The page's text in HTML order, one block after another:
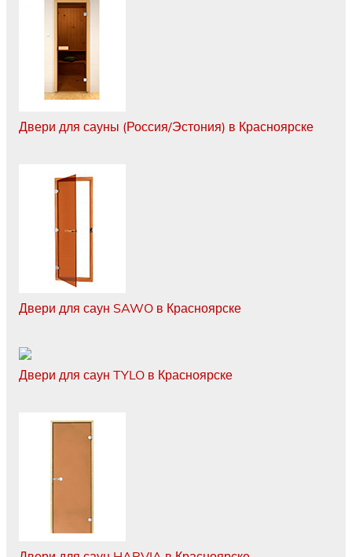
Двери для сауны (Россия/Эстония) в Красноярске
Двери для саун SAWO в Красноярске
Двери для саун TYLO в Красноярске